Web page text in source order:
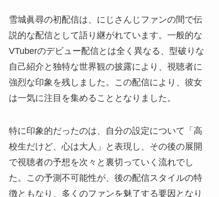
雪城眞尋の初配信は、にじさんじファンの間で伝
説的な配信として語り継がれています。一般的な
VTuberのデビュー配信とは全く異なる、型破りな
自己紹介と独特な世界観の披露により、視聴者に
強烈な印象を残しました。この配信により、彼女
は一気に注目を集めることとなりました。
特に印象的だったのは、自分の設定について「高
校生だけど、心は大人」と表現し、その後の展開
で視聴者の予想を次々と裏切っていく流れでし
た。この予測不可能性が、後の配信スタイルの特
徴ともなり、多くのファンを魅了する要因となり